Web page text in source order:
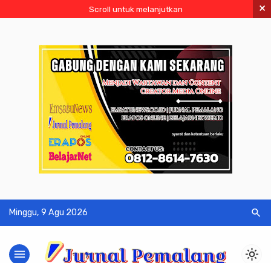
Scroll untuk melanjutkan ×
Minggu, 9 Agu 2026 search
menu light_mode